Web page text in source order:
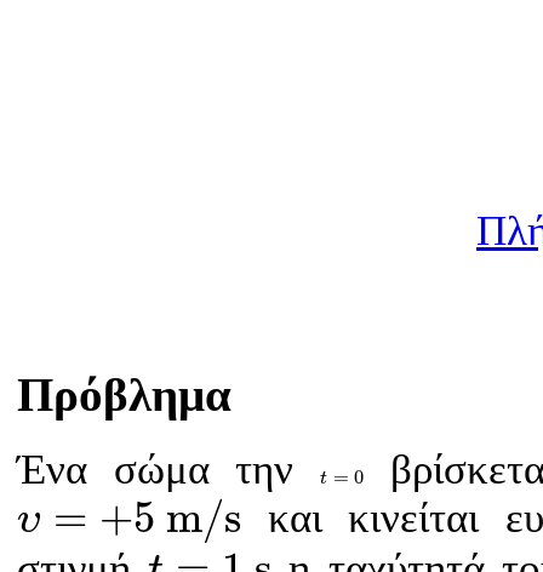
Πρόβλημα
Ένα σώμα τηνt = 0
t=
υ = +5 m/s
υ=+ m/s
και κινείται
t= 1 s